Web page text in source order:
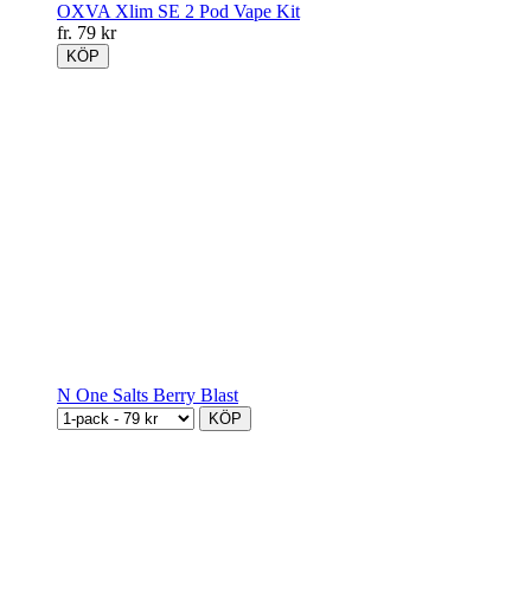
OXVA Xlim SE 2 Pod Vape Kit
fr. 79 kr
KÖP
N One Salts Berry Blast
KÖP